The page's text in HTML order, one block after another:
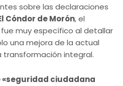
sobre las declaraciones
Cóndor de Morón, el
muy específico al detallar
una mejora de la actual
transformación integral.
«seguridad ciudadana